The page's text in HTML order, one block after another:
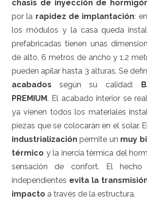
chasis de inyección de
por la rapidez de implantación:
los módulos y la casa queda
prefabricadas tienen unas
de alto, 6 metros de ancho y 1,2
pueden apilar hasta 3 alturas. Se
acabados según su calidad:
PREMIUM. El acabado interior se
ya vienen todos los materiales
piezas que se colocarán en el solar.
industrialización permite un muy
térmico y la inercia térmica del
sensación de confort. El
independientes evita la
impacto a través de la estructura.